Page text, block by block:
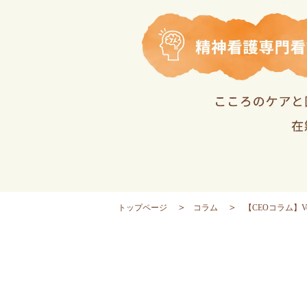
トップページ コラム 【CEOコラム】